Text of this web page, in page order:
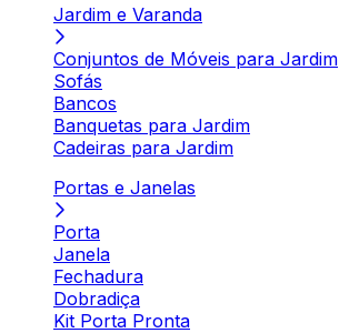
Jardim e Varanda
Conjuntos de Móveis para Jardim
Sofás
Bancos
Banquetas para Jardim
Cadeiras para Jardim
Portas e Janelas
Porta
Janela
Fechadura
Dobradiça
Kit Porta Pronta